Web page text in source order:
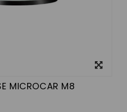
MICROCAR M8